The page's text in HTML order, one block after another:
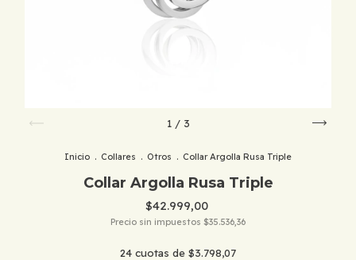
1/ 3
Inicio . Collares . Otros . Collar Argolla Rusa Triple
Collar Argolla Rusa Triple
$42.999,00
Precio sin impuestos $35.536,36
24 cuotas de $3.798,07